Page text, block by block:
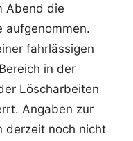
Abend die
aufgenommen.
fahrlässigen
in der
Löscharbeiten
Angaben zur
derzeit noch nicht